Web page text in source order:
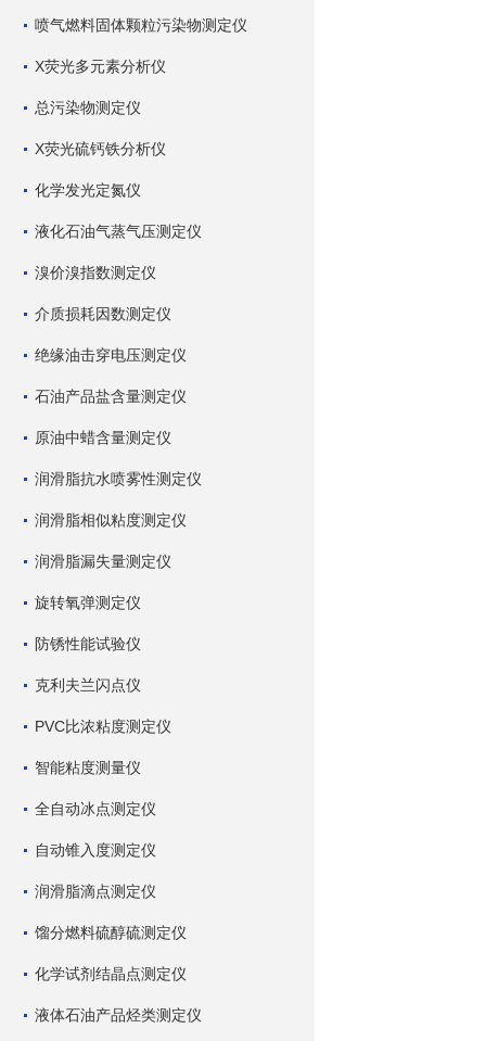
喷气燃料固体颗粒污染物测定仪
X荧光多元素分析仪
总污染物测定仪
X荧光硫钙铁分析仪
化学发光定氮仪
液化石油气蒸气压测定仪
溴价溴指数测定仪
介质损耗因数测定仪
绝缘油击穿电压测定仪
石油产品盐含量测定仪
原油中蜡含量测定仪
润滑脂抗水喷雾性测定仪
润滑脂相似粘度测定仪
润滑脂漏失量测定仪
旋转氧弹测定仪
防锈性能试验仪
克利夫兰闪点仪
PVC比浓粘度测定仪
智能粘度测量仪
全自动冰点测定仪
自动锥入度测定仪
润滑脂滴点测定仪
馏分燃料硫醇硫测定仪
化学试剂结晶点测定仪
液体石油产品烃类测定仪